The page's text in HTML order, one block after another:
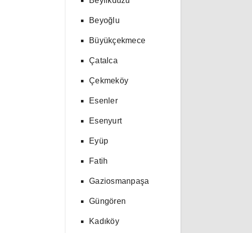
Beyoğlu
Büyükçekmece
Çatalca
Çekmeköy
Esenler
Esenyurt
Eyüp
Fatih
Gaziosmanpaşa
Güngören
Kadıköy